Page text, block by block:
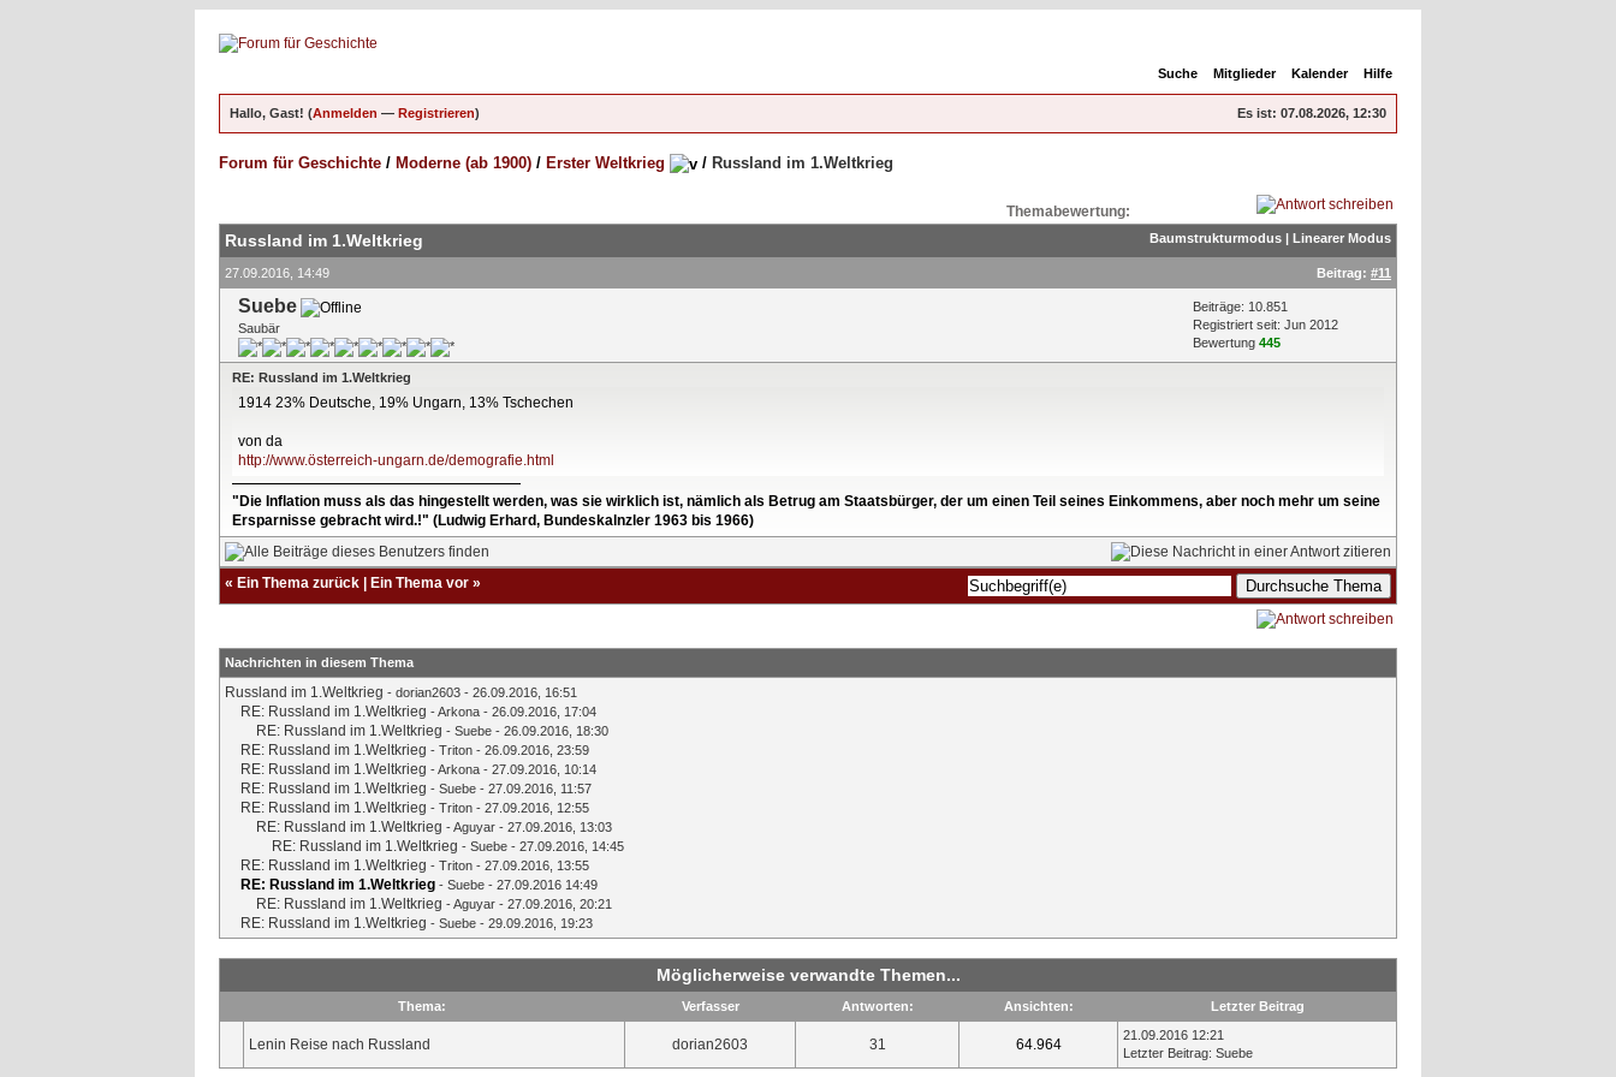
Suche Mitglieder Kalender Hilfe
Es ist: 07.08.2026, 12:30
Hallo, Gast! (Anmelden — Registrieren)
Forum für Geschichte / Moderne (ab 1900) / Erster Weltkrieg / Russland im 1.Weltkrieg
Themabewertung:
Baumstrukturmodus | Linearer Modus
Russland im 1.Weltkrieg
27.09.2016, 14:49 Beitrag: #11
Suebe
Saubär
Beiträge: 10.851
Registriert seit: Jun 2012
Bewertung 445
RE: Russland im 1.Weltkrieg
1914 23% Deutsche, 19% Ungarn, 13% Tschechen
von da
http://www.österreich-ungarn.de/demografie.html
"Die Inflation muss als das hingestellt werden, was sie wirklich ist, nämlich als Betrug am Staatsbürger, der um einen Teil seines Einkommens, aber noch mehr um seine
Ersparnisse gebracht wird.!" (Ludwig Erhard, Bundeskalnzler 1963 bis 1966)
« Ein Thema zurück | Ein Thema vor »
Nachrichten in diesem Thema
Russland im 1.Weltkrieg - dorian2603 - 26.09.2016, 16:51
RE: Russland im 1.Weltkrieg -Arkona - 26.09.2016, 17:04
RE: Russland im 1.Weltkrieg - Suebe - 26.09.2016, 18:30
RE: Russland im 1.Weltkrieg - Triton - 26.09.2016, 23:59
RE: Russland im 1.Weltkrieg -Arkona - 27.09.2016, 10:14
RE: Russland im 1.Weltkrieg - Suebe - 27.09.2016, 11:57
RE: Russland im 1.Weltkrieg - Triton - 27.09.2016, 12:55
RE: Russland im 1.Weltkrieg -Aguyar - 27.09.2016, 13:03
RE: Russland im 1.Weltkrieg - Suebe - 27.09.2016, 14:45
RE: Russland im 1.Weltkrieg - Triton - 27.09.2016, 13:55
RE: Russland im 1.Weltkrieg - Suebe - 27.09.2016 14:49
RE: Russland im 1.Weltkrieg -Aguyar - 27.09.2016, 20:21
RE: Russland im 1.Weltkrieg - Suebe - 29.09.2016, 19:23
Möglicherweise verwandte Themen...
Thema: Verfasser Antworten: Ansichten: Letzter Beitrag
Lenin Reise nach Russland dorian2603 31 64.964
21.09.2016 12:21
Letzter Beitrag: Suebe